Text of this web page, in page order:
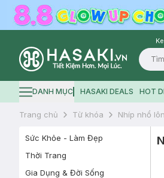
Logo
Hamburger icon
DANH MỤC HASAKI DEALS HOT
Trang chủ Từ khóa Nhíp nhổ
Sức Khỏe - Làm Đẹp
Thời Trang
Gia Dụng & Đời Sống